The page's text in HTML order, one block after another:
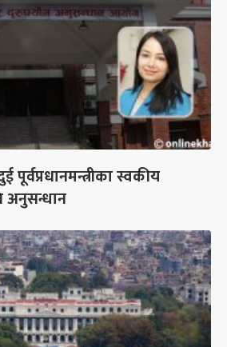
स्वकीय
अनुसन्धान